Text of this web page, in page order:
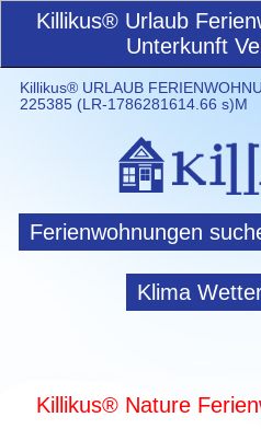
Killikus® Urlaub
Unterkunft
Killikus® URLAUB
225385 (LR-1786281614.66 s)M
Ferienwohnungen
Klima
Killikus® Nature